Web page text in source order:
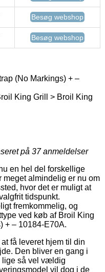
Besøg webshop
Besøg webshop
(No Markings) + –
King Grill > Broil King
på 37anmeldelser
en hel del forskellige
meget almindelig er nu om
hvor det er muligt at
tidspunkt.
fremkommelig, og
ved køb af Broil King
+ – 10184-E70A.
få leveret hjem til din
Den bliver en gang i
lige så vel vældig
vil dog i de